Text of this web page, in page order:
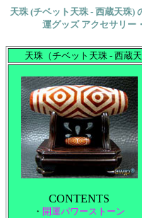
天珠 (チベット天珠 - 西蔵天珠)
運グッズ アクセサリー
天珠（チベット天珠 - 西蔵
CONTENTS
・ 開運パワーストーン